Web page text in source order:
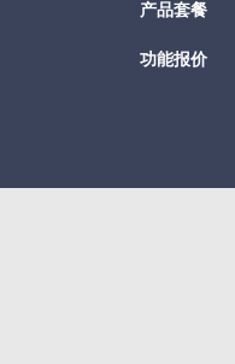
产品套餐
功能报价